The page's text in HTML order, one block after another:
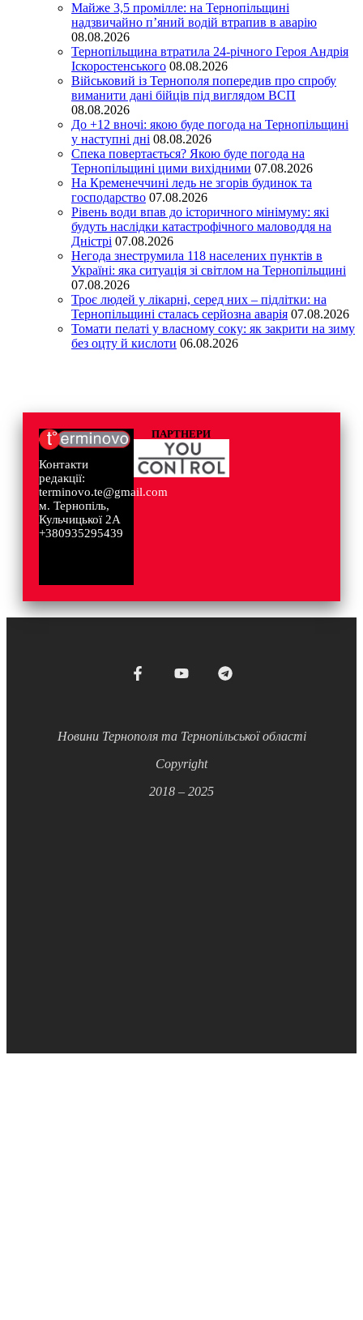
Майже 3,5 промілле: на Тернопільщині
надзвичайно п’яний водій втрапив в аварію
08.08.2026
Тернопільщина втратила 24-річного Героя Андрія
Іскоростенського 08.08.2026
Військовий із Тернополя попередив про спробу
виманити дані бійців під виглядом ВСП
08.08.2026
До +12 вночі: якою буде погода на Тернопільщині
у наступні дні 08.08.2026
Спека повертається? Якою буде погода на
Тернопільщині цими вихідними 07.08.2026
На Кременеччині ледь не згорів будинок та
господарство 07.08.2026
Рівень води впав до історичного мінімуму: які
будуть наслідки катастрофічного маловоддя на
Дністрі 07.08.2026
Негода знеструмила 118 населених пунктів в
Україні: яка ситуація зі світлом на Тернопільщині
07.08.2026
Троє людей у лікарні, серед них – підлітки: на
Тернопільщині сталась серйозна аварія 07.08.2026
Томати пелаті у власному соку: як закрити на зиму
без оцту й кислоти 06.08.2026
Контакти
редакції:
terminovo.te@gmail.com
м. Тернопіль,
Кульчицької 2А
+380935295439
ПАРТНЕРИ
Новини Тернополя та Тернопільської області
Copyright
2018 – 2025